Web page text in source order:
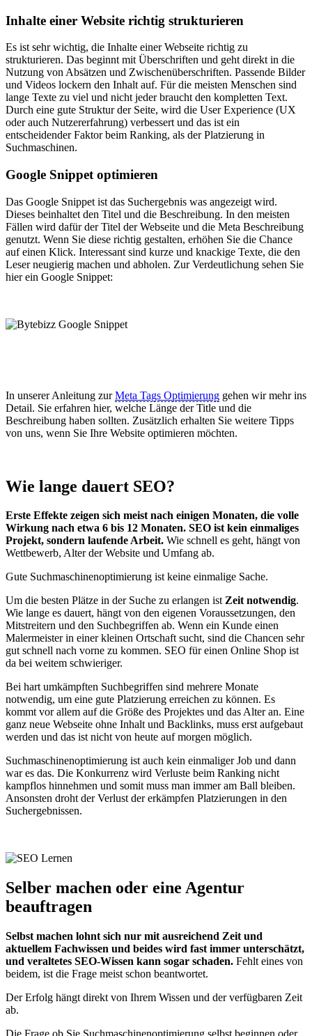
Inhalte einer Website richtig strukturieren
Es ist sehr wichtig, die Inhalte einer Webseite richtig zu
strukturieren. Das beginnt mit Überschriften und geht direkt in die
Nutzung von Absätzen und Zwischenüberschriften. Passende Bilder
und Videos lockern den Inhalt auf. Für die meisten Menschen sind
lange Texte zu viel und nicht jeder braucht den kompletten Text.
Durch eine gute Struktur der Seite, wird die User Experience (UX
oder auch Nutzererfahrung) verbessert und das ist ein
entscheidender Faktor beim Ranking, als der Platzierung in
Suchmaschinen.
Google Snippet optimieren
Das Google Snippet ist das Suchergebnis was angezeigt wird.
Dieses beinhaltet den Titel und die Beschreibung. In den meisten
Fällen wird dafür der Titel der Webseite und die Meta Beschreibung
genutzt. Wenn Sie diese richtig gestalten, erhöhen Sie die Chance
auf einen Klick. Interessant sind kurze und knackige Texte, die den
Leser neugierig machen und abholen. Zur Verdeutlichung sehen Sie
hier ein Google Snippet:
In unserer Anleitung zurMeta Tags Optimierung gehen wir mehr ins
Detail. Sie erfahren hier, welche Länge der Title und die
Beschreibung haben sollten. Zusätzlich erhalten Sie weitere Tipps
von uns, wenn Sie Ihre Website optimieren möchten.
Wie lange dauert SEO?
Erste Effekte zeigen sich meist nach einigen Monaten, die volle
Wirkung nach etwa 6 bis 12 Monaten. SEO ist kein einmaliges
Projekt, sondern laufende Arbeit. Wie schnell es geht, hängt von
Wettbewerb, Alter der Website und Umfang ab.
Gute Suchmaschinenoptimierung ist keine einmalige Sache.
Um die besten Plätze in der Suche zu erlangen istZeit notwendig.
Wie lange es dauert, hängt von den eigenen Voraussetzungen, den
Mitstreitern und den Suchbegriffen ab. Wenn ein Kunde einen
Malermeister in einer kleinen Ortschaft sucht, sind die Chancen sehr
gut schnell nach vorne zu kommen. SEO für einen Online Shop ist
da bei weitem schwieriger.
Bei hart umkämpften Suchbegriffen sind mehrere Monate
notwendig, um eine gute Platzierung erreichen zu können. Es
kommt vor allem auf die Größe des Projektes und das Alter an. Eine
ganz neue Webseite ohne Inhalt und Backlinks, muss erst aufgebaut
werden und das ist nicht von heute auf morgen möglich.
Suchmaschinenoptimierung ist auch kein einmaliger Job und dann
war es das. Die Konkurrenz wird Verluste beim Ranking nicht
kampflos hinnehmen und somit muss man immer am Ball bleiben.
Ansonsten droht der Verlust der erkämpfen Platzierungen in den
Suchergebnissen.
Selber machen oder eine Agentur
beauftragen
Selbst machen lohnt sich nur mit ausreichend Zeit und
aktuellem Fachwissen und beides wird fast immer unterschätzt,
und veraltetes SEO-Wissen kann sogar schaden. Fehlt eines von
beidem, ist die Frage meist schon beantwortet.
Der Erfolg hängt direkt von Ihrem Wissen und der verfügbaren Zeit
ab.